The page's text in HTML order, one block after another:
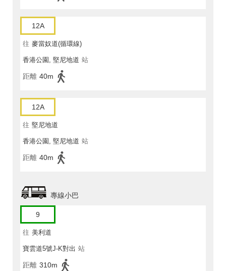
12A
往 麥當奴道(循環線)
香港公園, 堅尼地道 站
距離 40m
12A
往 堅尼地道
香港公園, 堅尼地道 站
距離 40m
專線小巴
9
往 美利道
寶雲道5號J-K對出 站
距離 310m